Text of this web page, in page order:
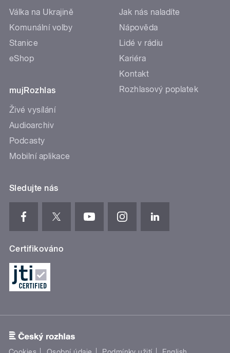
Válka na Ukrajině
Komunální volby
Stanice
eShop
mujRozhlas
Živé vysílání
Audioarchiv
Podcasty
Mobilní aplikace
Jak nás naladíte
Nápověda
Lidé v rádiu
Kariéra
Kontakt
Rozhlasový poplatek
Sledujte nás
Certifikováno